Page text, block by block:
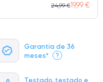
Garantia de 36
meses*
?
Testado, testado e
24,99 €19,99 €